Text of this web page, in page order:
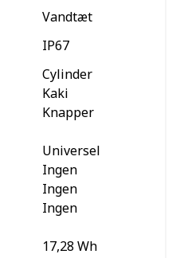
Vandtæt
IP67
Cylinder
Kaki
Knapper
Universel
Ingen
Ingen
Ingen
17,28 Wh